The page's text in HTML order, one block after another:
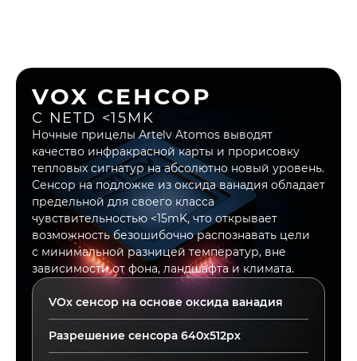
Распознание лисы
Гарантия производителя
VOX СЕНСОР
С NETD <15MK
Ночные прицелы Аrtelv Atomos выводят
качество инфракрасной карты и прорисовку
тепловых сигнатур на абсолютно новый уровень.
Сенсор на подложке из оксида ванадия обладает
предельной для своего класса
чувствительностью <15mK, что открывает
возможность безошибочно распознавать цели
с минимальной разницей температур, вне
зависимости от фона, ландшафта и климата.
VOx сенсор на основе оксида ванадия
Разрешение сенсора 640x512px